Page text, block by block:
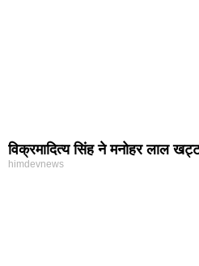
विक्रमादित्य सिंह ने मनोहर लाल
himdevnews